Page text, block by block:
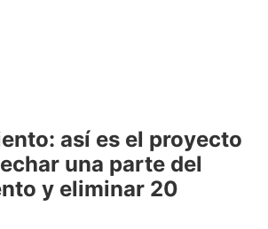
así es el proyecto
una parte del
y eliminar 20